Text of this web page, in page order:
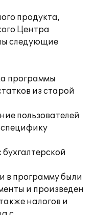
продукта,
Центра
следующие
программы
из старой
пользователей
в программу были
и произведен
налогов и